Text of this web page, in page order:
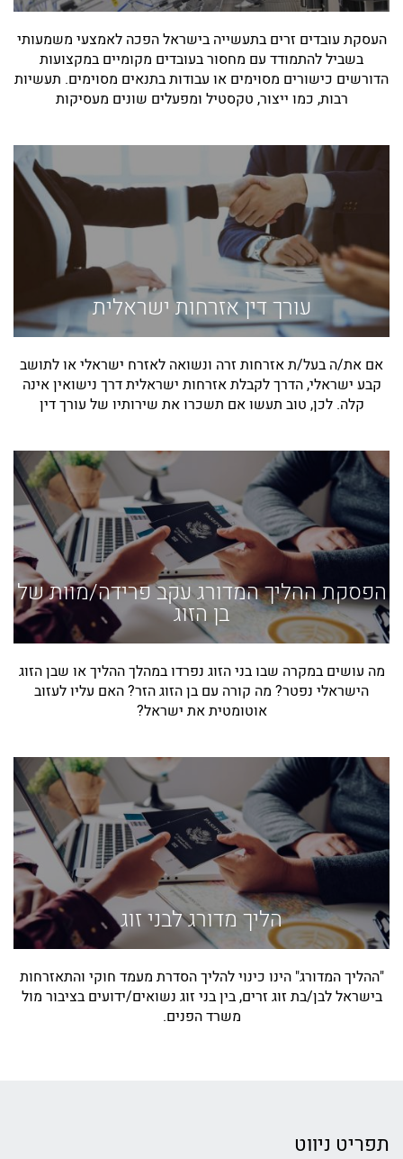
העסקת עובדים זרים בתעשייה בישראל הפכה לאמצעי משמעותי
בשביל להתמודד עם מחסור בעובדים מקומיים במקצועות
הדורשים כישורים מסוימים או עבודות בתנאים מסוימים. תעשיות
רבות, כמו ייצור, טקסטיל ומפעלים שונים מעסיקות
עורך דין אזרחות ישראלית
אם את/ה בעל/ת אזרחות זרה ונשואה לאזרח ישראלי או לתושב
קבע ישראלי, הדרך לקבלת אזרחות ישראלית דרך נישואין אינה
קלה. לכן, טוב תעשו אם תשכרו את שירותיו של עורך דין
הפסקת ההליך המדורג עקב פרידה/מוות של
בן הזוג
מה עושים במקרה שבו בני הזוג נפרדו במהלך ההליך או שבן הזוג
הישראלי נפטר? מה קורה עם בן הזוג הזר? האם עליו לעזוב
אוטומטית את ישראל?
הליך מדורג לבני זוג
"ההליך המדורג" הינו כינוי להליך הסדרת מעמד חוקי והתאזרחות
בישראל לבן/בת זוג זרים, בין בני זוג נשואים/ידועים בציבור מול
משרד הפנים.
תפריט ניווט